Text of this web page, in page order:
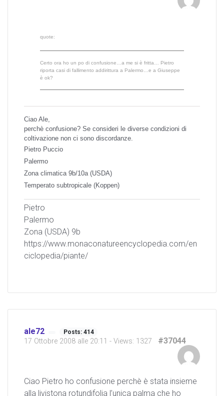
quote:
Certo ora ho un po di confusione…a me si è fritta… Pietro
riporta casi di fallimento addirittura a Palermo…e a Giuseppe
è ok?
Ciao Ale,
perchè confusione? Se consideri le diverse condizioni di
coltivazione non ci sono discordanze.
Pietro Puccio
Palermo
Zona climatica 9b/10a (USDA)
Temperato subtropicale (Koppen)
Pietro
Palermo
Zona (USDA) 9b
https://www.monaconatureencyclopedia.com/en
ciclopedia/piante/
ale72 Posts: 414
17 Ottobre 2008 alle 20:11 - Views: 1327 #37044
Ciao Pietro ho confusione perchè è stata insieme
alla livistona rotundifolia l’unica palma che ho